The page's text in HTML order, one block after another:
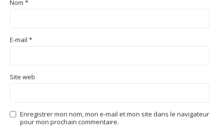
Nom *
E-mail *
Site web
Enregistrer mon nom, mon e-mail et mon site dans le navigateur
pour mon prochain commentaire.